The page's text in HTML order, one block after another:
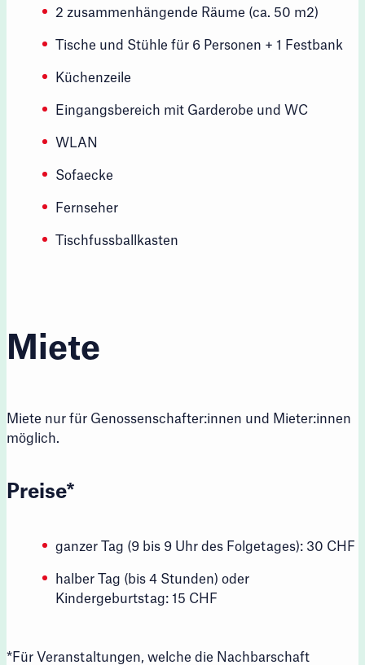
2 zusammenhängende Räume (ca. 50 m2)
Tische und Stühle für 6 Personen + 1 Festbank
Küchenzeile
Eingangsbereich mit Garderobe und WC
WLAN
Sofaecke
Fernseher
Tischfussballkasten
Miete
Miete nur für Genossenschafter:innen und Mieter:innen
möglich.
Preise*
ganzer Tag (9 bis 9 Uhr des Folgetages): 30 CHF
halber Tag (bis 4 Stunden) oder
Kindergeburtstag: 15 CHF
*Für Veranstaltungen, welche die Nachbarschaft